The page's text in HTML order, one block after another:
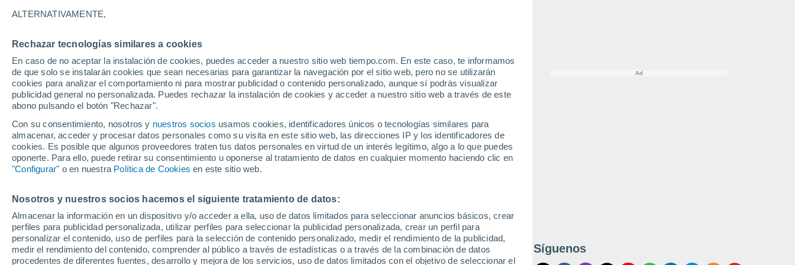
ALTERNATIVAMENTE,
Rechazar tecnologías similares a cookies
En caso de no aceptar la instalación de cookies, puedes acceder a nuestro sitio web tiempo.com. En este caso, te informamos
de que solo se instalarán cookies que sean necesarias para garantizar la navegación por el sitio web, pero no se utilizarán
cookies para analizar el comportamiento ni para mostrar publicidad o contenido personalizado, aunque sí podrás visualizar
publicidad general no personalizada. Puedes rechazar la instalación de cookies y acceder a nuestro sitio web a través de este
abono pulsando el botón "Rechazar".
Con su consentimiento, nosotros y nuestros socios usamos cookies, identificadores únicos o tecnologías similares para
almacenar, acceder y procesar datos personales como su visita en este sitio web, las direcciones IP y los identificadores de
cookies. Es posible que algunos proveedores traten tus datos personales en virtud de un interés legítimo, algo a lo que puedes
oponerte. Para ello, puede retirar su consentimiento u oponerse al tratamiento de datos en cualquier momento haciendo clic en
"Configurar" o en nuestra Política de Cookies en este sitio web.
Nosotros y nuestros socios hacemos el siguiente tratamiento de datos:
Almacenar la información en un dispositivo y/o acceder a ella, uso de datos limitados para seleccionar anuncios básicos, crear
perfiles para publicidad personalizada, utilizar perfiles para seleccionar la publicidad personalizada, crear un perfil para
personalizar el contenido, uso de perfiles para la selección de contenido personalizado, medir el rendimiento de la publicidad,
medir el rendimiento del contenido, comprender al público a través de estadísticas o a través de la combinación de datos
procedentes de diferentes fuentes, desarrollo y mejora de los servicios, uso de datos limitados con el objetivo de seleccionar el
10°
Sensación de 12°
Iluminada:33%
Llega una vaguada
fuertes y granizo en España
El Tiempo 1 - 7 días Por horas Actualidad Mapa de viento Radar de lluvia Satélites Modelos
Hoy
7 Ago
Mañana
8 Ago
Domingo
9 Ago
Lunes
10 Ago
Martes
11 Ago
12 Ago
13 Ago
Síguenos